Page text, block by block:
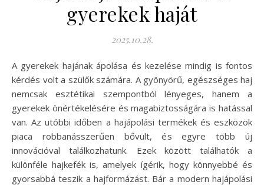
gyerekek haját
2025.10.28.
A gyerekek hajának ápolása és kezelése mindig is fontos
kérdés volt a szülők számára. A gyönyörű, egészséges haj
nemcsak esztétikai szempontból lényeges, hanem a
gyerekek önértékelésére és magabiztosságára is hatással
van. Az utóbbi időben a hajápolási termékek és eszközök
piaca robbanásszerűen bővült, és egyre több új
innovációval találkozhatunk. Ezek között találhatók a
különféle hajkefék is, amelyek ígérik, hogy könnyebbé és
gyorsabbá teszik a hajformázást. Bár a modern hajápolási